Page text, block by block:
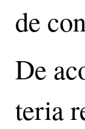
de
De
teria